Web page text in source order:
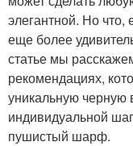
элегантной. Но что,
еще более
статье мы
рекомендациях,
уникальную
индивидуальной
пушистый шарф.